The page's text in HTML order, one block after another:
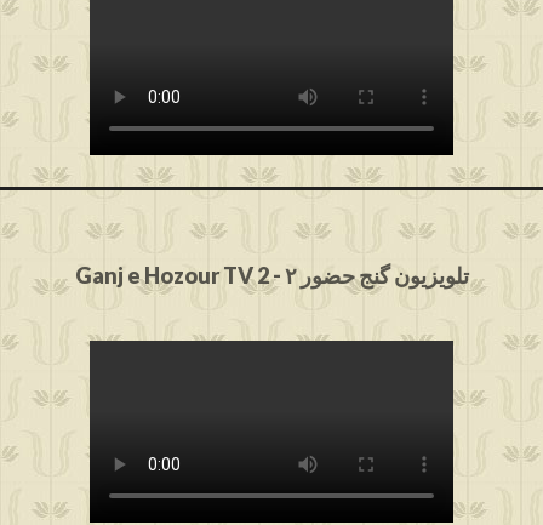
Ganj e Hozour TV 2 - ۲ تلویزیون گنج حضور